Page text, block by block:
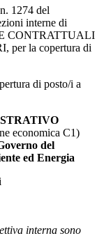
1274 del
interne di
CONTRATTUALI
per la copertura di
di posto/i a
economica C1)
del
ed Energia
interna sono